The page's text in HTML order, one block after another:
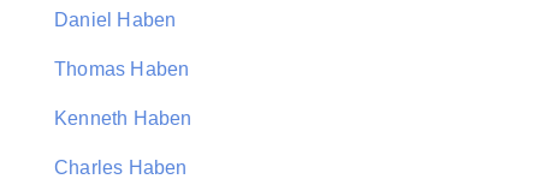
Daniel Haben
Thomas Haben
Kenneth Haben
Charles Haben